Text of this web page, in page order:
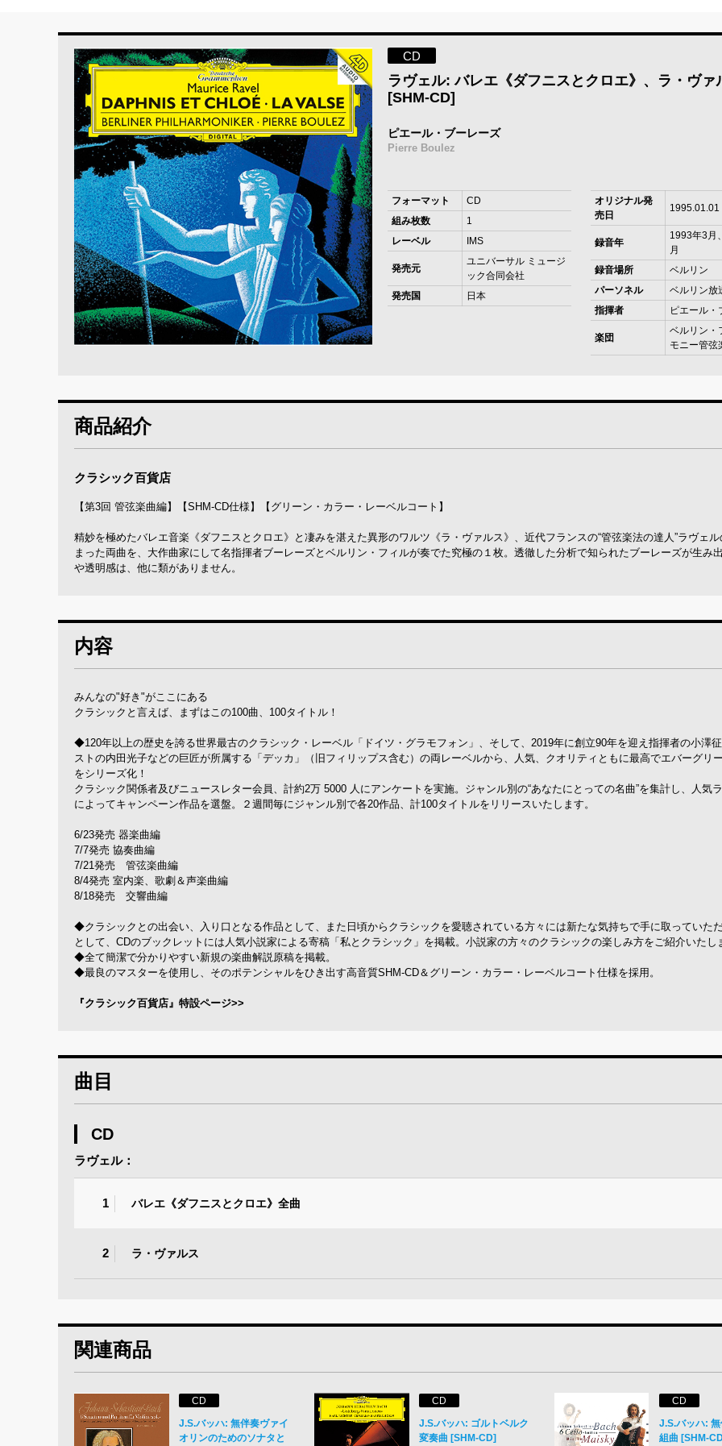
CD
ラヴェル: バレエ《ダフニスとクロエ》、ラ・ヴァ
[SHM-CD]
ピエール・ブーレーズ
Pierre Boulez
フォーマット
CD
組み枚数
1
レーベル
IMS
発売元
ユニバーサル ミュージ
ック合同会社
発売国
日本
オリジナル発
売日
1995.01.01
録音年
1993年3月
月
録音場所
ベルリン
パーソネル
ベルリン放
指揮者
ピエール・
楽団
ベルリン・
モニー管弦
商品紹介
クラシック百貨店
【第3回 管弦楽曲編】【SHM-CD仕様】【グリーン・カラー・レーベルコート】
精妙を極めたバレエ音楽《ダフニスとクロエ》と凄みを湛えた異形のワルツ《ラ・ヴァルス》、近代フランスの“管弦楽法の達人”ラヴェ
まった両曲を、大作曲家にして名指揮者ブーレーズとベルリン・フィルが奏でた究極の１枚。透徹した分析で知られたブーレーズが生み
や透明感は、他に類がありません。
内容
みんなの"好き"がここにある
クラシックと言えば、まずはこの100曲、100タイトル！
◆120年以上の歴史を誇る世界最古のクラシック・レーベル「ドイツ・グラモフォン」、そして、2019年に創立90年を迎え指揮者の小澤
ストの内田光子などの巨匠が所属する「デッカ」（旧フィリップス含む）の両レーベルから、人気、クオリティともに最高でエバーグリ
をシリーズ化！
クラシック関係者及びニュースレター会員、計約2万 5000 人にアンケートを実施。ジャンル別の“あなたにとっての名曲”を集計し、人気
によってキャンペーン作品を選盤。２週間毎にジャンル別で各20作品、計100タイトルをリリースいたします。
6/23発売 器楽曲編
7/7発売 協奏曲編
7/21発売 管弦楽曲編
8/4発売 室内楽、歌劇＆声楽曲編
8/18発売 交響曲編
◆クラシックとの出会い、入り口となる作品として、また日頃からクラシックを愛聴されている方々には新たな気持ちで手に取っていた
として、CDのブックレットには人気小説家による寄稿「私とクラシック」を掲載。小説家の方々のクラシックの楽しみ方をご紹介いたし
◆全て簡潔で分かりやすい新規の楽曲解説原稿を掲載。
◆最良のマスターを使用し、そのポテンシャルをひき出す高音質SHM-CD＆グリーン・カラー・レーベルコート仕様を採用。
『クラシック百貨店』特設ページ>>
曲目
CD
ラヴェル：
1 バレエ《ダフニスとクロエ》全曲
2 ラ・ヴァルス
関連商品
CD
J.S.バッハ: 無伴奏ヴァイ
オリンのためのソナタと
CD
J.S.バッハ: ゴルトベルク
変奏曲 [SHM-CD]
CD
J.S.バッハ:
組曲 [SHM-